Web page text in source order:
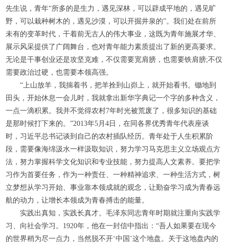
先生说，青年“所多的是生力，遇见深林，可以辟成平地的，遇见旷
野，可以栽种树木的，遇见沙漠，可以开掘井泉的”。我们处在前所
未有的变革时代，干着前无古人的伟大事业，这既为青年施展才华、
展示风采提供了广阔舞台，也对青年能力素质提出了新的更高要求。
无论是干事创业还是攻坚克难，不仅需要宽肩膀，也需要铁肩膀;不仅
需要政治过硬，也需要本领高强。
“上山放羊，我揣着书，把羊拴到山峁上，就开始看书。锄地到
田头，开始休息一会儿时，我就拿出新华字典记一个字的多种含义，
一点一滴积累。我并不觉得农村7年时光被荒废了，很多知识的基础
是那时候打下来的。”2013年5月4日，在同各界优秀青年代表座谈
时，习近平总书记谈到自己的农村插队经历。青年处于人生积累阶
段，需要像海绵汲水一样汲取知识，努力学习马克思主义立场观点方
法，努力掌握科学文化知识和专业技能，努力提高人文素养。要把学
习作为首要任务，作为一种责任、一种精神追求、一种生活方式，树
立梦想从学习开始、事业靠本领成就的观念，让勤奋学习成为青春远
航的动力，让增长本领成为青春搏击的能量。
实践出真知，实践长真才。毛泽东同志青年时期就注重向实践学
习、向社会学习。1920年，他在一封信中指出：“吾人如果要在现今
的世界稍为尽一点力，当然脱不开‘中国’这个地盘。关于这地盘内的